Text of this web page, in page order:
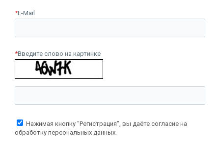
*E-Mail
*Введите слово на картинке
Нажимая кнопку "Регистрация", вы даёте согласие на
обработку персональных данных.